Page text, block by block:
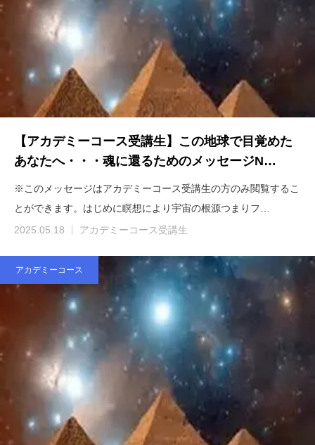
【アカデミーコース受講生】この地球で目覚めた
あなたへ・・・魂に還るためのメッセージN…
※このメッセージはアカデミーコース受講生の方のみ閲覧するこ
とができます。はじめに瞑想により宇宙の根源つまりフ…
2025.05.18
アカデミーコース受講生
アカデミーコース